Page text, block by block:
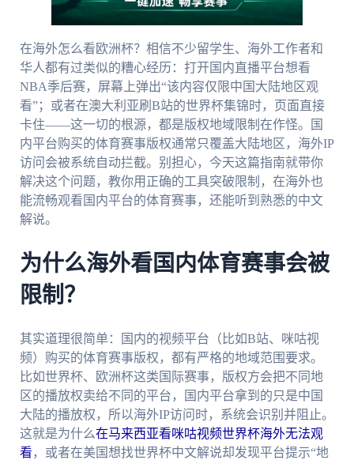
在海外怎么看欧洲杯？相信不少留学生、海外工作者和
华人都有过类似的糟心经历：打开国内直播平台想看
NBA季后赛，屏幕上弹出“该内容仅限中国大陆地区观
看”；或者在澳大利亚刷B站的世界杯集锦时，页面直接
卡住——这一切的根源，都是版权地域限制在作怪。国
内平台购买的体育赛事版权通常只覆盖大陆地区，海外IP
访问会被系统自动拦截。别担心，今天这篇指南就带你
解决这个问题，教你用正确的工具突破限制，在海外也
能流畅观看国内平台的体育赛事，还能听到熟悉的中文
解说。
为什么海外看国内体育赛事会被
限制？
其实道理很简单：国内的视频平台（比如B站、咪咕视
频）购买的体育赛事版权，都有严格的地域范围要求。
比如世界杯、欧洲杯这类国际赛事，版权方会把不同地
区的播放权卖给不同的平台，国内平台拿到的只是中国
大陆的播放权，所以海外IP访问时，系统会识别并阻止。
这就是为什么在马来西亚看咪咕视频世界杯海外无法观
看 ，或者在美国想找世界杯中文解说却发现平台提示“地